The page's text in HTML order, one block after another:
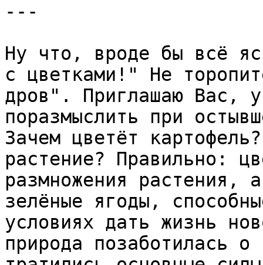
---
Ну что, вроде бы всё
с цветками!" Не
дров". Приглашаю Вас,
поразмыслить при
Зачем цветёт
растение? Правильно:
размножения
зелёные ягоды,
условиях дать жизнь
природа позаботилась